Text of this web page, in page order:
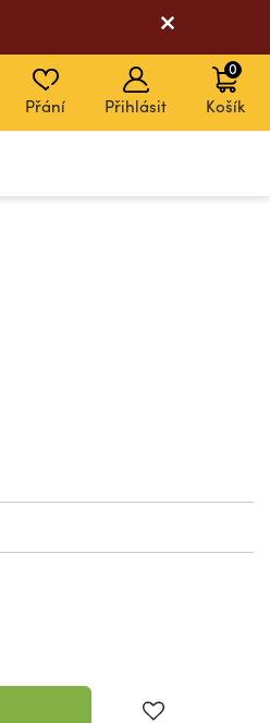
Přání Přihlásit Košík
0